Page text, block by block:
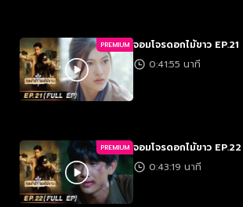
PREMIUM จอมโจรดอกไม้ขาว EP.21
0:41:55 นาที
PREMIUM จอมโจรดอกไม้ขาว EP.22
0:43:19 นาที